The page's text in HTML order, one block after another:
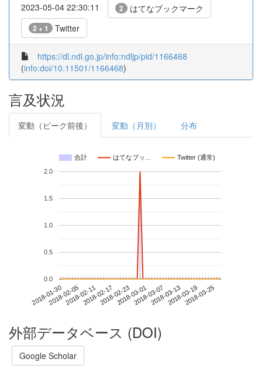
2023-05-04 22:30:11 2 はてなブックマーク
2 + 1 Twitter
https://dl.ndl.go.jp/info:ndljp/pid/1166468
(info:doi/10.11501/1166468)
言及状況
変動（ピーク前後） 変動（月別） 分布
合計 はてなブッ… Twitter (通常)
2018-01-302018-02-052018-02-112018-02-172018-02-232018-03-012018-03-072018-03-132018-03-192018-03-25
0.0
0.5
1.0
1.5
2.0
外部データベース (DOI)
Google Scholar